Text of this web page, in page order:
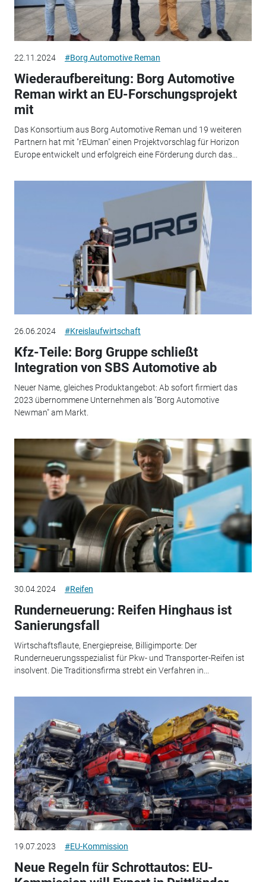
22.11.2024 #Borg Automotive Reman
Wiederaufbereitung: Borg Automotive
Reman wirkt an EU-Forschungsprojekt
mit
Das Konsortium aus Borg Automotive Reman und 19 weiteren
Partnern hat mit "rEUman" einen Projektvorschlag für Horizon
Europe entwickelt und erfolgreich eine Förderung durch das...
26.06.2024 #Kreislaufwirtschaft
Kfz-Teile: Borg Gruppe schließt
Integration von SBS Automotive ab
Neuer Name, gleiches Produktangebot: Ab sofort firmiert das
2023 übernommene Unternehmen als "Borg Automotive
Newman" am Markt.
30.04.2024 #Reifen
Runderneuerung: Reifen Hinghaus ist
Sanierungsfall
Wirtschaftsflaute, Energiepreise, Billigimporte: Der
Runderneuerungsspezialist für Pkw- und Transporter-Reifen ist
insolvent. Die Traditionsfirma strebt ein Verfahren in...
19.07.2023 #EU-Kommission
Neue Regeln für Schrottautos: EU-